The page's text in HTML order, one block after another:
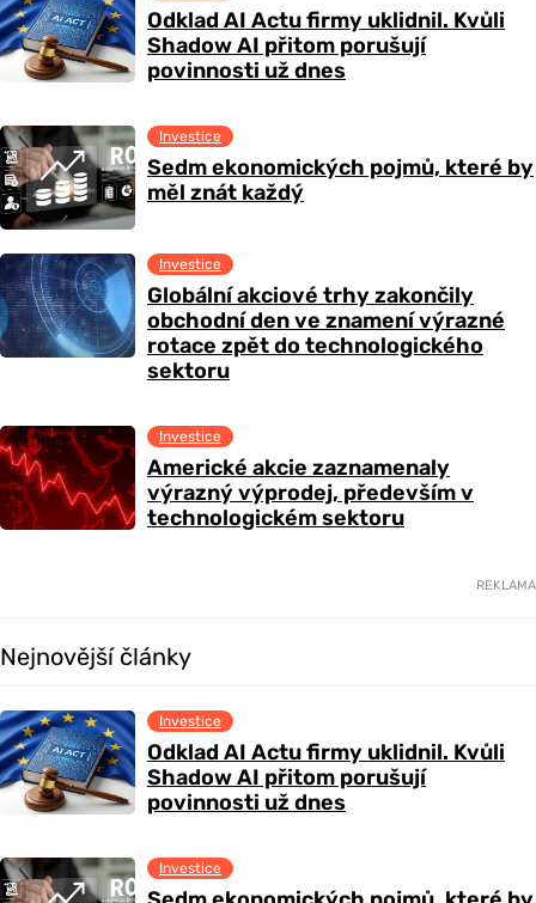
Odklad AI Actu firmy uklidnil. Kvůli
Shadow AI přitom porušují
povinnosti už dnes
Sedm ekonomických pojmů, které by
měl znát každý
Investice
Globální akciové trhy zakončily
obchodní den ve znamení výrazné
rotace zpět do technologického
sektoru
Investice
Americké akcie zaznamenaly
výrazný výprodej, především v
technologickém sektoru
Investice
REKLAMA
Nejnovější články
Odklad AI Actu firmy uklidnil. Kvůli
Shadow AI přitom porušují
povinnosti už dnes
Investice
Investice